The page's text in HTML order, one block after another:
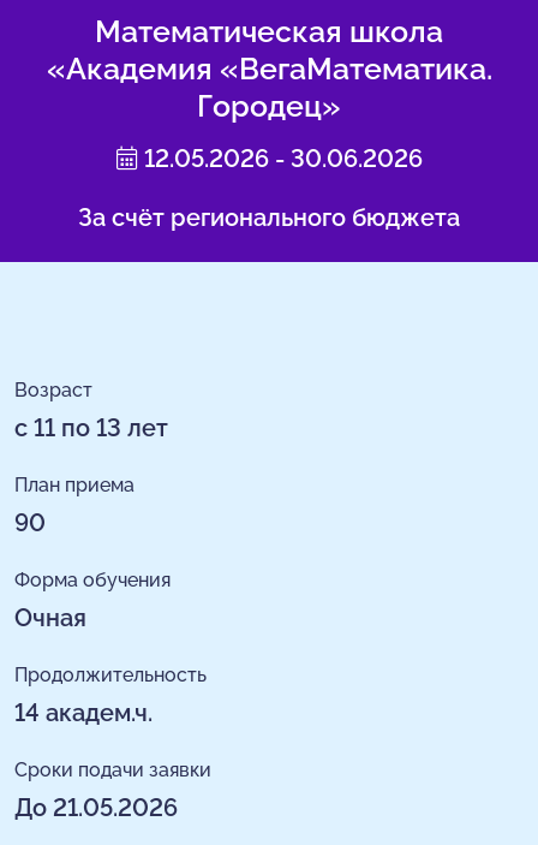
Математическая школа
«Академия «ВегаМатематика.
Городец»
12.05.2026 - 30.06.2026
За счёт регионального бюджета
Возраст
с 11 по 13 лет
План приема
90
Форма обучения
Очная
Продолжительность
14 академ.ч.
Сроки подачи заявки
До 21.05.2026